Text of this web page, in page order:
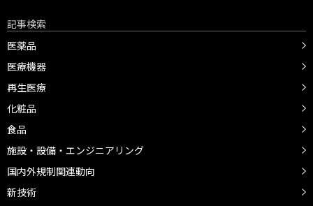
記事検索
医薬品
医療機器
再生医療
化粧品
食品
施設・設備・エンジニアリング
国内外規制関連動向
新技術